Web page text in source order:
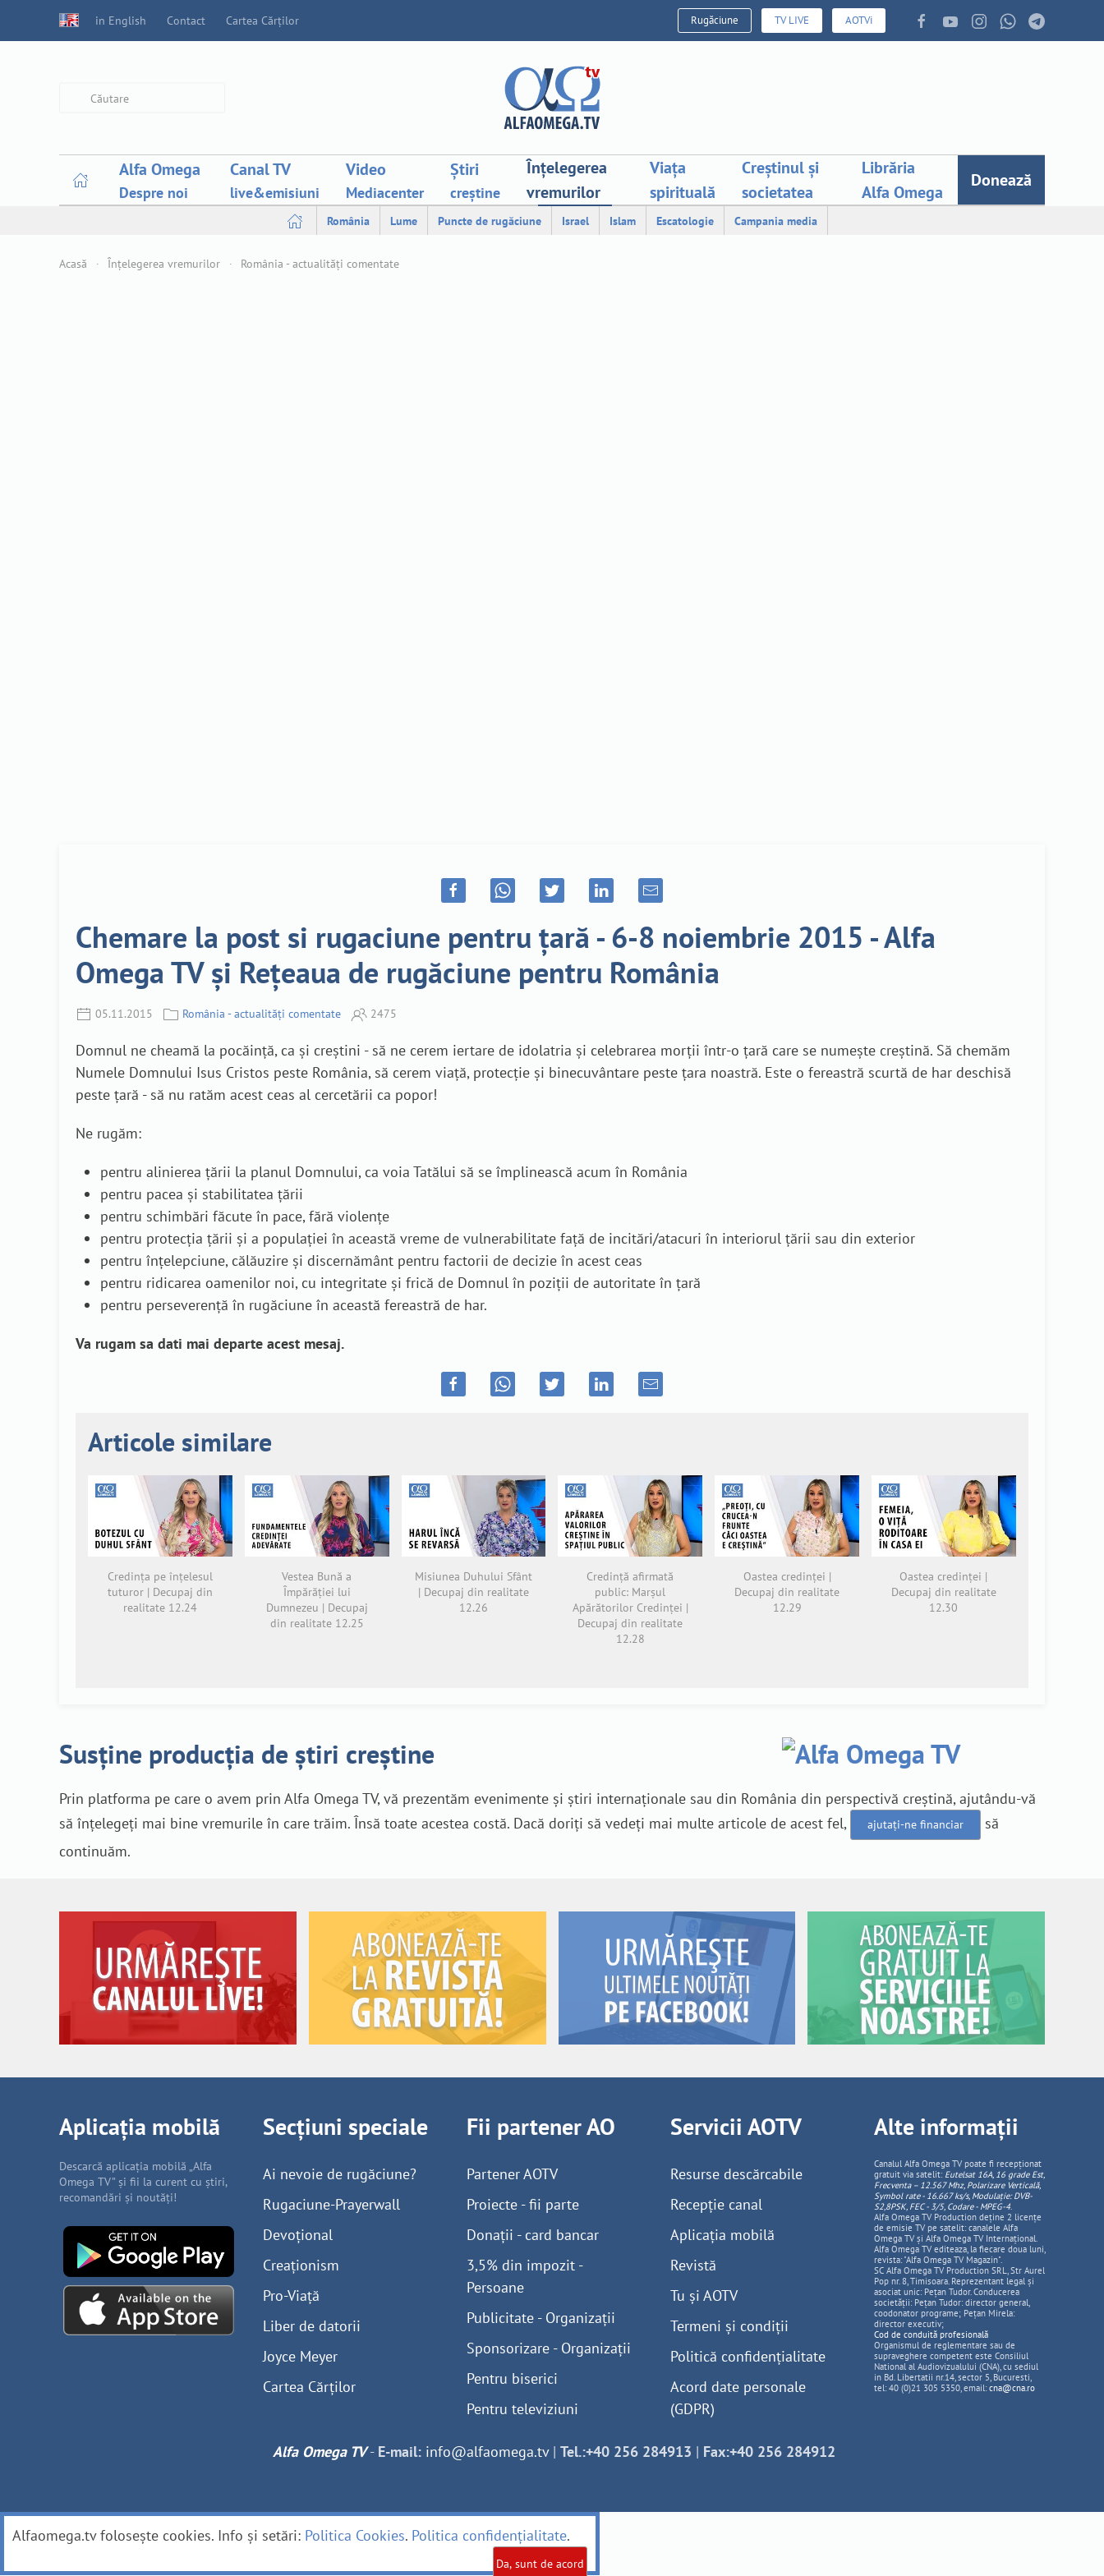
in English Contact Cartea Cărților Rugăciune TV LIVE AOTVi
Alfa Omega
Despre noi
Canal TV
live&emisiuni
Video
Mediacenter
Știri
creștine
Înțelegerea
vremurilor
Viața
spirituală
Creștinul și
societatea
Librăria
Alfa Omega
Donează
România Lume Puncte de rugăciune Israel Islam Escatologie Campania media
Acasă Înțelegerea vremurilor România - actualități comentate
Chemare la post si rugaciune pentru țară - 6-8 noiembrie 2015 - Alfa
Omega TV și Rețeaua de rugăciune pentru România
05.11.2015 România - actualități comentate 2475
Domnul ne cheamă la pocăință, ca și creștini - să ne cerem iertare de idolatria și celebrarea morții într-o țară care se numește creștină. Să chemăm
Numele Domnului Isus Cristos peste România, să cerem viață, protecție și binecuvântare peste țara noastră. Este o fereastră scurtă de har deschisă
peste țară - să nu ratăm acest ceas al cercetării ca popor!
Ne rugăm:
pentru alinierea țării la planul Domnului, ca voia Tatălui să se împlinească acum în România
pentru pacea și stabilitatea țării
pentru schimbări făcute în pace, fără violențe
pentru protecția țării și a populației în această vreme de vulnerabilitate față de incitări/atacuri în interiorul țării sau din exterior
pentru înțelepciune, călăuzire și discernământ pentru factorii de decizie în acest ceas
pentru ridicarea oamenilor noi, cu integritate și frică de Domnul în poziții de autoritate în țară
pentru perseverență în rugăciune în această fereastră de har.
Va rugam sa dati mai departe acest mesaj.
Articole similare
Credința pe înțelesul
tuturor | Decupaj din
realitate 12.24
Vestea Bună a
Împărăției lui
Dumnezeu | Decupaj
din realitate 12.25
Misiunea Duhului Sfânt
| Decupaj din realitate
12.26
Credință afirmată
public: Marșul
Apărătorilor Credinței |
Decupaj din realitate
12.28
Oastea credinței |
Decupaj din realitate
12.29
Oastea credinței |
Decupaj din realitate
12.30
Susține producția de știri creștine
Prin platforma pe care o avem prin Alfa Omega TV, vă prezentăm evenimente și știri internaționale sau din România din perspectivă creștină, ajutându-vă
să înțelegeți mai bine vremurile în care trăim. Însă toate acestea costă. Dacă doriți să vedeți mai multe articole de acest fel,
ajutați-ne financiar
să
continuăm.
Aplicația mobilă
Descarcă aplicația mobilă „Alfa
Omega TV” și fii la curent cu știri,
recomandări și noutăți!
Secțiuni speciale
Ai nevoie de rugăciune?
Rugaciune-Prayerwall
Devoțional
Creaționism
Pro-Viață
Liber de datorii
Joyce Meyer
Cartea Cărților
Fii partener AO
Partener AOTV
Proiecte - fii parte
Donații - card bancar
3,5% din impozit -
Persoane
Publicitate - Organizații
Sponsorizare - Organizații
Pentru biserici
Pentru televiziuni
Servicii AOTV
Resurse descărcabile
Recepție canal
Aplicația mobilă
Revistă
Tu și AOTV
Termeni și condiții
Politică confidențialitate
Acord date personale
(GDPR)
Alte informații
Canalul Alfa Omega TV poate fi recepționat
gratuit via satelit: Eutelsat 16A, 16 grade Est,
Frecventa – 12.567 Mhz, PolarizareVerticală,
Symbol rate - 16.667 ks/s, Modulație: DVB-
S2,8PSK, FEC - 3/5, Codare - MPEG-4.
Alfa Omega TV Production deține 2 licențe
de emisie TV pe satelit: canalele Alfa
Omega TV și Alfa Omega TV Internațional.
Alfa Omega TV editeaza, la fiecare doua luni,
revista: "Alfa Omega TV Magazin".
SC Alfa Omega TV Production SRL, Str Aurel
Pop nr. 8, Timisoara. Reprezentant legal și
asociat unic: Pețan Tudor. Conducerea
societății: Pețan Tudor: director general,
coodonator programe; Pețan Mirela:
director executiv;
Cod de conduită profesională
Organismul de reglementare sau de
supraveghere competent este Consiliul
National al Audiovizualului (CNA), cu sediul
in Bd. Libertatii nr.14, sector 5, Bucuresti,
tel: 40 (0)21 305 5350, email: cna@cna.ro
Alfa Omega TV- E-mail: info@alfaomega.tv| Tel.:+40 256 284913 | Fax:+40 256 284912
Alfaomega.tv folosește cookies. Info și setări: Politica Cookies. Politica confidențialitate.
Da, sunt de acord